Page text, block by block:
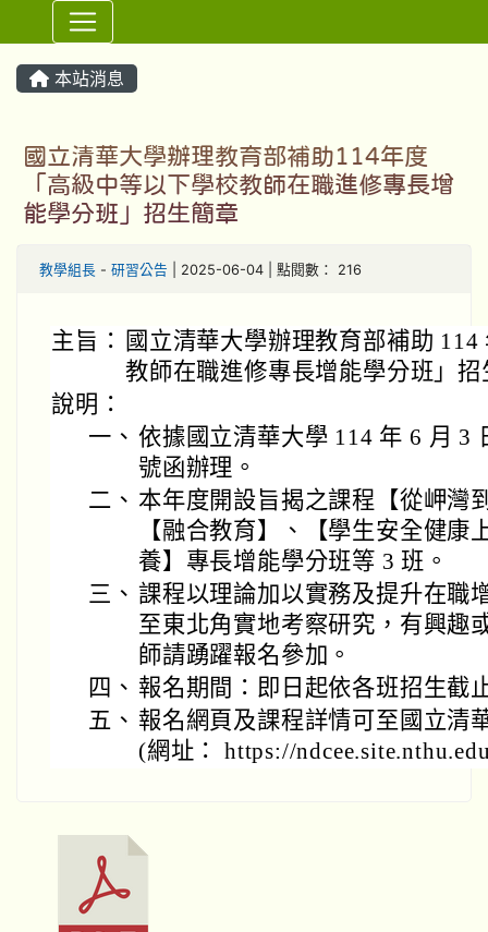
⏸
本站消息
國立清華大學辦理教育部補助114年度
「高級中等以下學校教師在職進修專長增
能學分班」招生簡章
教學組長 - 研習公告 | 2025-06-04 | 點閱數： 216
主旨：
國立清華大學辦理教育部補助
教師在職進修專長增能學分班」招
說明：
一、 依據國立清華大學 114 年 6 月 3
號函辦理。
二、 本年度開設旨揭之課程【從岬灣
【融合教育】、【學生安全健康
養】專長增能學分班等 3 班。
三、 課程以理論加以實務及提升在職
至東北角實地考察研究，有興趣
師請踴躍報名參加。
四、 報名期間：即日起依各班招生截
五、 報名網頁及課程詳情可至國立清
(網址： https://